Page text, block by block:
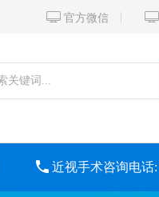
 官方微信 
 近视手术咨询电话: